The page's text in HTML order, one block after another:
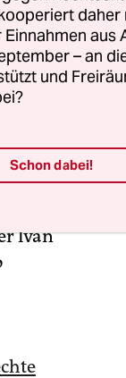
ihr
Iván
daher
aus
– an
und
Schon dabei!